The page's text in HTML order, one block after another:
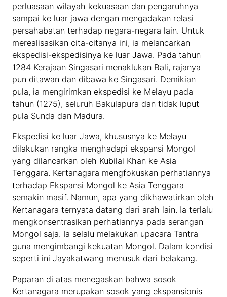
perluasaan wilayah kekuasaan dan pengaruhnya
sampai ke luar jawa dengan mengadakan relasi
persahabatan terhadap negara-negara lain. Untuk
merealisasikan cita-citanya ini, ia melancarkan
ekspedisi-ekspedisinya ke luar Jawa. Pada tahun
1284 Kerajaan Singasari menaklukan Bali, rajanya
pun ditawan dan dibawa ke Singasari. Demikian
pula, ia mengirimkan ekspedisi ke Melayu pada
tahun (1275), seluruh Bakulapura dan tidak luput
pula Sunda dan Madura.
Ekspedisi ke luar Jawa, khususnya ke Melayu
dilakukan rangka menghadapi ekspansi Mongol
yang dilancarkan oleh Kubilai Khan ke Asia
Tenggara. Kertanagara mengfokuskan perhatiannya
terhadap Ekspansi Mongol ke Asia Tenggara
semakin masif. Namun, apa yang dikhawatirkan oleh
Kertanagara ternyata datang dari arah lain. Ia terlalu
mengkonsentrasikan perhatiannya pada serangan
Mongol saja. Ia selalu melakukan upacara Tantra
guna mengimbangi kekuatan Mongol. Dalam kondisi
seperti ini Jayakatwang menusuk dari belakang.
Paparan di atas menegaskan bahwa sosok
Kertanagara merupakan sosok yang ekspansionis